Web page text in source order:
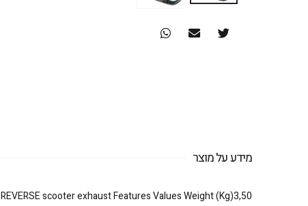
מידע על מוצר
REVERSE scooter exhaust Features Values Weight (Kg)3,50